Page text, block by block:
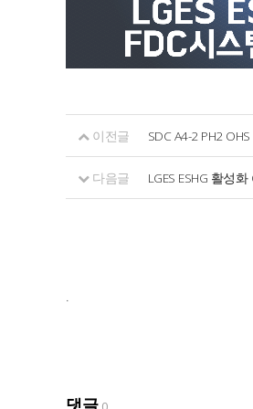
이전글 SDC A4-2 PH2
다음글 LGES ESHG 활성
.
댓글